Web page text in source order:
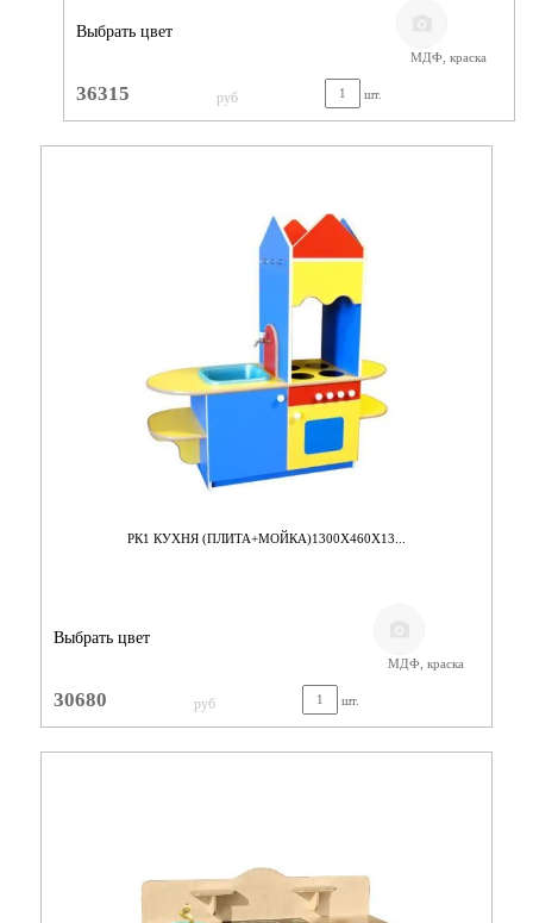
Выбрать цвет
МДФ, краска
36315 руб шт.
РК1 КУХНЯ (ПЛИТА+МОЙКА)1300Х460Х13...
Выбрать цвет
МДФ, краска
30680 руб шт.